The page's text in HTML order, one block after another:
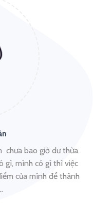
chưa bao giờ dư thừa.
gì, mình có gì thì việc
của mình để thành